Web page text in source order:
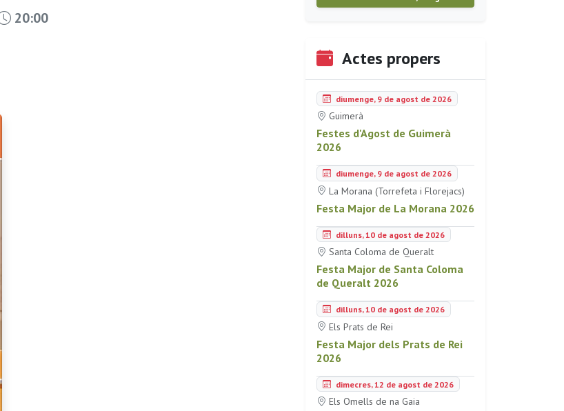
20:00
Actes propers
diumenge, 9 de agost de 2026
Guimerà
Festes d'Agost de Guimerà
2026
diumenge, 9 de agost de 2026
La Morana (Torrefeta i Florejacs)
Festa Major de La Morana 2026
dilluns, 10 de agost de 2026
Santa Coloma de Queralt
Festa Major de Santa Coloma
de Queralt 2026
dilluns, 10 de agost de 2026
Els Prats de Rei
Festa Major dels Prats de Rei
2026
dimecres, 12 de agost de 2026
Els Omells de na Gaia